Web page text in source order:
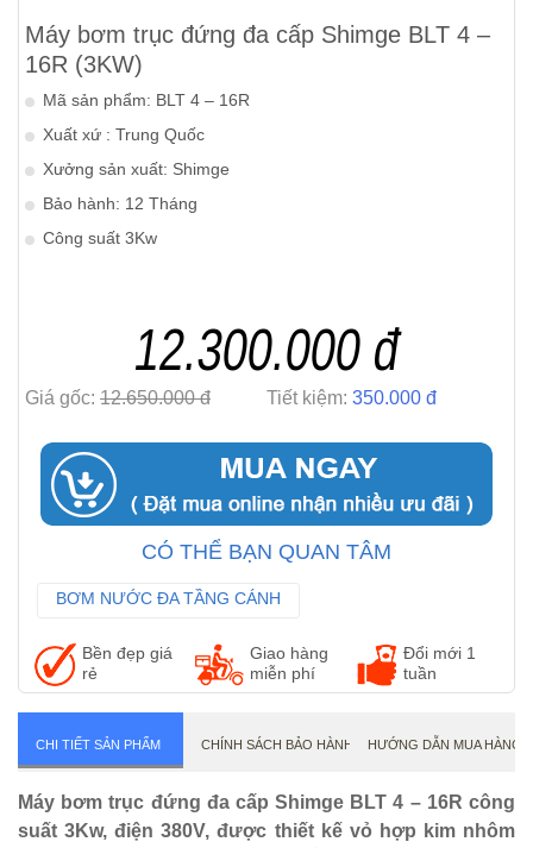
Máy bơm trục đứng đa cấp Shimge BLT 4 –
16R (3KW)
Mã sản phẩm: BLT 4 – 16R
Xuất xứ : Trung Quốc
Xưởng sản xuất: Shimge
Bảo hành: 12 Tháng
Công suất 3Kw
12.300.000 đ
Giá gốc: 12.650.000 đ Tiết kiệm: 350.000 đ
CÓ THỂ BẠN QUAN TÂM
BƠM NƯỚC ĐA TẦNG CÁNH
MÁY BƠM NƯỚC THẢ CHÌM
Bền đẹp giá
rẻ
Giao hàng
miễn phí
Đổi mới 1
tuần
CHI TIẾT SẢN PHẨM CHÍNH SÁCH BẢO HÀNH HƯỚNG DẪN MUA HÀNG
Máy bơm trục đứng đa cấp Shimge BLT 4 – 16R công
suất 3Kw, điện 380V, được thiết kế vỏ hợp kim nhôm